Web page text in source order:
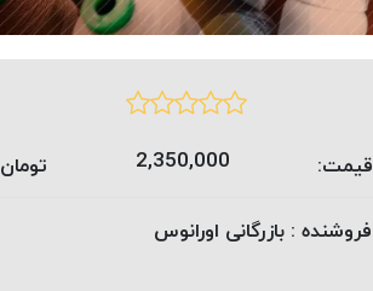
قیمت: 2,350,000
تومان
فروشنده : بازرگانی اورانوس